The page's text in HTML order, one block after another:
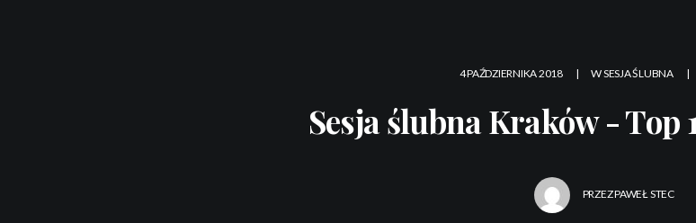
OFERTA4 PAŹDZIERNIKA 2018 | WSESJA ŚLUBNA |
Sesja ślubna Kraków - Top
PRZEZPAWEŁ STEC